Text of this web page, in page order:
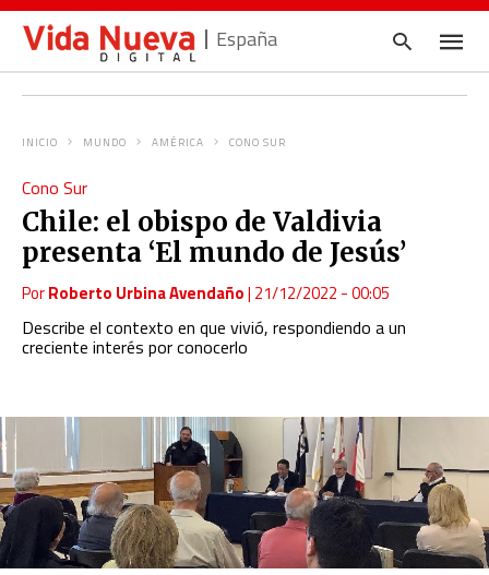
España
INICIO MUNDO AMÉRICA CONO SUR
Cono Sur
Chile: el obispo de Valdivia
presenta ‘El mundo de Jesús’
PorRoberto Urbina Avendaño| 21/12/2022 - 00:05
Describe el contexto en que vivió, respondiendo a un
creciente interés por conocerlo